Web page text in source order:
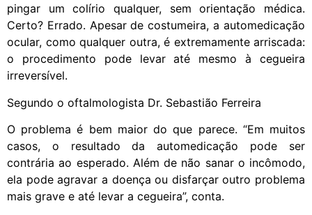
pingar um colírio qualquer, sem orientação médica.
Certo? Errado. Apesar de costumeira, a automedicação
ocular, como qualquer outra, é extremamente arriscada:
o procedimento pode levar até mesmo à cegueira
irreversível.
Segundo o oftalmologista Dr. Sebastião Ferreira
O problema é bem maior do que parece. “Em muitos
casos, o resultado da automedicação pode ser
contrária ao esperado. Além de não sanar o incômodo,
ela pode agravar a doença ou disfarçar outro problema
mais grave e até levar a cegueira”, conta.